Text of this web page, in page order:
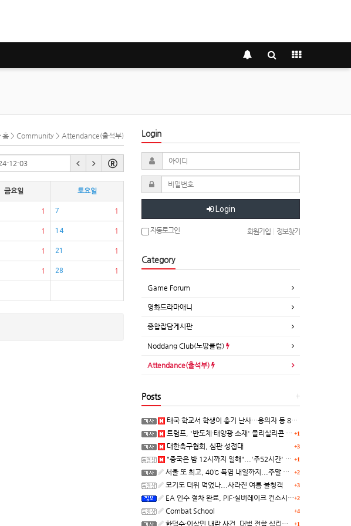
홈 > Community > Attendance(출석부)
금요일 토요일
1 1
7
1 1
14
1 1
21
1 1
28
Login
Login
자동로그인 회원가입 정보찾기
Category
Game Forum
영화드라마애니
종합잡담게시판
Noddang Club(노땅클럽)
Attendance(출석부)
+
Posts
태국 학교서 학생이 총기 난사…용의자 등 8명 숨져
+1
트럼프, '반도체·태양광 소재' 폴리실리콘 파생 제품에 15% 관세...한국 기업도 영향
+3
대한축구협회, 심판 성접대
+1
"중국은 밤 12시까지 일해"...'주52시간' 손볼까
+2
서울 또 최고, 40℃ 폭염 내일까지...주말 동쪽 비바람
+3
모기도 더위 먹었나...사라진 여름 불청객
+2
EA 인수 절차 완료, PIF·실버레이크 컨소시엄 산하 편입
+4
Combat School
+1
한덕수·이상민 내란 사건, 대법 전합 심리…"역사적 사법평가"(종합)